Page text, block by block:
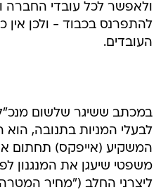
ולאפשר לכל עובדי החברה
להתפרנס בכבוד - ולכן
העובדים.
במכתב ששיגר שלשום מנכ"ל
לבעלי המניות בתנובה, הוא
המשקיע (אייפקס) תחתום
משפטי שיעגן את המנגנון